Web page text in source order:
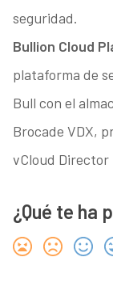
seguridad.
Bullion Cloud
plataforma de
Bull con el
Brocade VDX,
vCloud
¿Qué te ha